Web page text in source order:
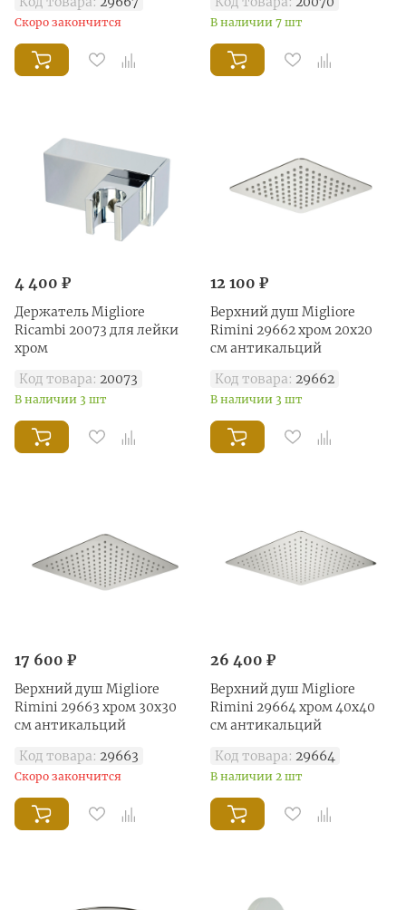
Скоро закончится В наличии 7 шт
4 400 ₽
Держатель Migliore
Ricambi 20073 для лейки
хром
Код товара: 20073
В наличии 3 шт
12 100 ₽
Верхний душ Migliore
Rimini 29662 хром 20х20
см антикальций
Код товара: 29662
В наличии 3 шт
17 600 ₽
Верхний душ Migliore
Rimini 29663 хром 30х30
см антикальций
Код товара: 29663
Скоро закончится
26 400 ₽
Верхний душ Migliore
Rimini 29664 хром 40х40
см антикальций
Код товара: 29664
В наличии 2 шт